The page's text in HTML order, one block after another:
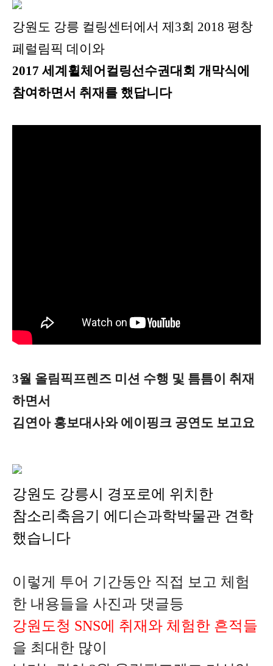
강원도 강릉 컬링센터에서 제3회 2018 평창
페럴림픽 데이와
2017 세계휠체어컬링선수권대회 개막식에
참여하면서 취재를 했답니다
3월 올림픽프렌즈 미션 수행 및 틈틈이 취재
하면서
김연아 홍보대사와 에이핑크 공연도 보고요
강원도 강릉시 경포로에 위치한
참소리축음기 에디슨과학박물관 견학
했습니다
이렇게 투어 기간동안 직접 보고 체험
한 내용들을 사진과 댓글등
강원도청 SNS에 취재와 체험한 흔적들
을 최대한 많이